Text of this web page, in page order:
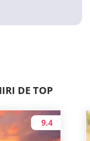
DE TOP
9.4